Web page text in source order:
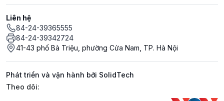
Liên hệ
84-24-39365555
84-24-39342724
41-43 phố Bà Triệu, phường Cửa Nam, TP. Hà Nội
Phát triển và vận hành bởi SolidTech
Mạng xã hội
Theo dõi: